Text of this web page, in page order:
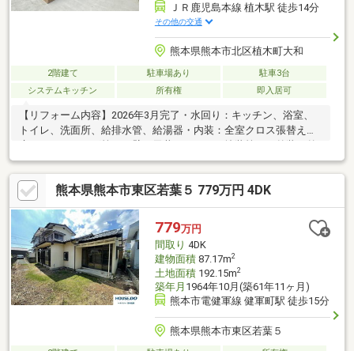
ＪＲ鹿児島本線 植木駅 徒歩14分
その他の交通
熊本県熊本市北区植木町大和
2階建て 駐車場あり
駐車3台
システムキッチン
所有権 即入居可
【リフォーム内容】2026年3月完了・水回り：キッチン、浴室、
トイレ、洗面所、給排水管、給湯器・内装：全室クロス張替え、
床（フローリング等）、壁・天井（クロス・塗装等）・外装：外
壁塗装
熊本県熊本市東区若葉５ 779万円 4DK
779万円
間取り 4DK
建物面積87.17m2
土地面積192.15m2
築年月 1964年10月(築61年11ヶ月)
熊本市電健軍線 健軍町駅 徒歩15分
熊本県熊本市東区若葉５